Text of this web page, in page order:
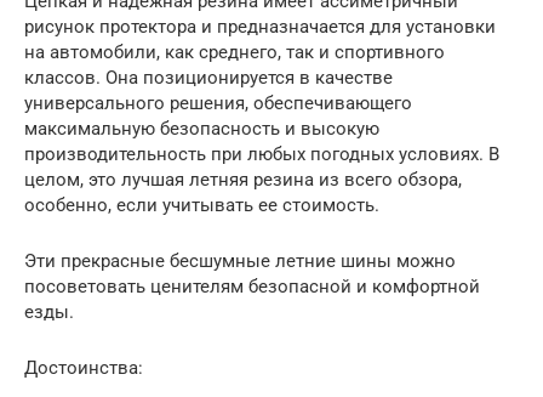
рисунок протектора и предназначается для установки
на автомобили, как среднего, так и спортивного
классов. Она позиционируется в качестве
универсального решения, обеспечивающего
максимальную безопасность и высокую
производительность при любых погодных условиях. В
целом, это лучшая летняя резина из всего обзора,
особенно, если учитывать ее стоимость.
Эти прекрасные бесшумные летние шины можно
посоветовать ценителям безопасной и комфортной
езды.
Достоинства: